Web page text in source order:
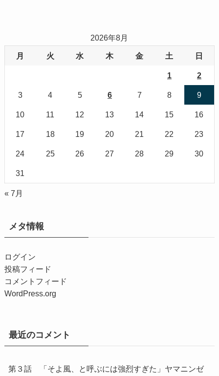
2026年8月
月 火 水 木 金 土 日
1 2
3 4 5 6 7 8 9
10 11 12 13 14 15 16
17 18 19 20 21 22 23
24 25 26 27 28 29 30
31
« 7月
メタ情報
ログイン
投稿フィード
コメントフィード
WordPress.org
最近のコメント
第３話 「そよ風、と呼ぶには強烈すぎた」ヤマニンゼ